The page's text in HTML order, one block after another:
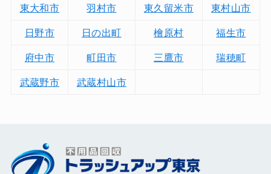
東大和市
羽村市 東久留米市
東村山市
日野市
日の出町 檜原村
福生市
府中市
町田市 三鷹市
瑞穂町
武蔵野市
武蔵村山市